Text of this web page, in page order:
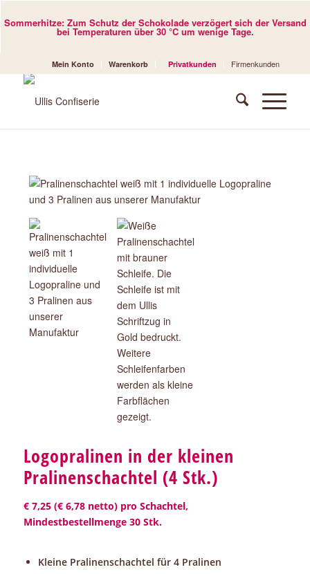
Sommerhitze: Zum Schutz der Schokolade verzögert sich der Versand
bei Temperaturen über 30 °C um wenige Tage.
Mein Konto Warenkorb Privatkunden Firmenkunden
Logopralinen in der kleinen
Pralinenschachtel (4 Stk.)
€ 7,25 (€ 6,78 netto) pro Schachtel,
Mindestbestellmenge 30 Stk.
Kleine Pralinenschachtel für 4 Pralinen